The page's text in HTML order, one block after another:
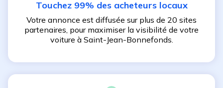
Touchez 99% des acheteurs locaux
Votre annonce est diffusée sur plus de 20 sites
partenaires, pour maximiser la visibilité de votre
voiture à Saint-Jean-Bonnefonds.